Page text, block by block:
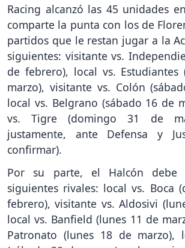
Racing alcanzó las 45 unidades
comparte la punta con los de
partidos que le restan jugar a la
siguientes: visitante vs.
de febrero), local vs.
marzo), visitante vs. Colón
local vs. Belgrano (sábado 16 de
vs. Tigre (domingo 31 de
justamente, ante Defensa y
confirmar).
Por su parte, el Halcón
siguientes rivales: local vs. Boca
febrero), visitante vs. Aldosivi
local vs. Banfield (lunes 11 de
Patronato (lunes 18 de marzo),